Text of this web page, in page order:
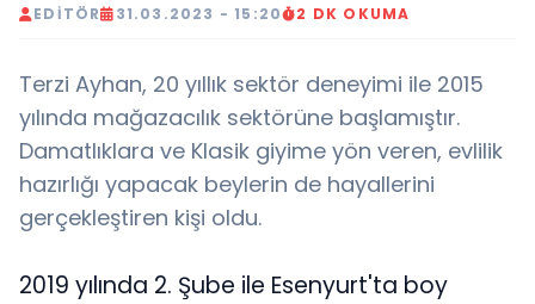
EDITÖR 31.03.2023 - 15:20 2 DK OKUMA
Terzi Ayhan, 20 yıllık sektör deneyimi ile 2015
yılında mağazacılık sektörüne başlamıştır.
Damatlıklara ve Klasik giyime yön veren, evlilik
hazırlığı yapacak beylerin de hayallerini
gerçekleştiren kişi oldu.
2019 yılında 2. Şube ile Esenyurt'ta boy